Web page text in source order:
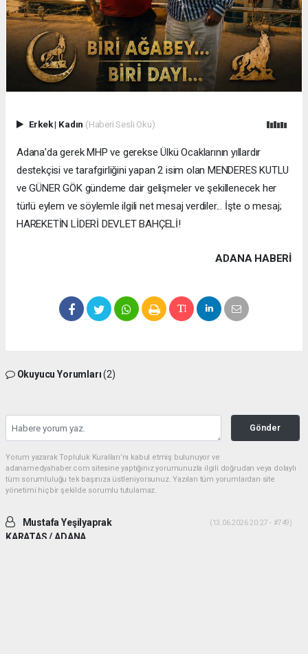
Erkek| Kadın (Haberi Sesli Oku)
Adana'da gerek MHP ve gerekse Ülkü Ocaklarının yıllardır
destekçisi ve tarafgirliğini yapan 2 isim olan MENDERES KUTLU
ve GÜNER GÖK gündeme dair gelişmeler ve şekillenecek her
türlü eylem ve söylemle ilgili net mesaj verdiler... İşte o mesaj;
HAREKETİN LİDERİ DEVLET BAHÇELİ!
ADANA HABERİ
Okuyucu Yorumları(2)
Gönder
Yorum yazarak Topluluk Kuralları’nı kabul etmiş bulunuyor ve
adanamedyahaber.com sitesine yaptığınız yorumunuzla ilgili doğrudan veya dolaylı
tüm sorumluluğu tek başınıza üstleniyorsunuz. Yazılan tüm yorumlardan site
yönetimi hiçbir şekilde sorumlu tutulamaz.
Mustafa Yeşilyaprak
KARATAS / ADANA
(13.06.2026 20:27 - #749)